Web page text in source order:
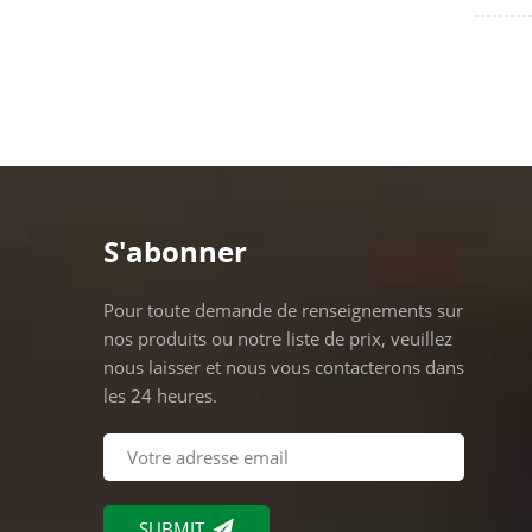
nickel,
dans
etc.
S'abonner
Pour toute demande de renseignements sur
nos produits ou notre liste de prix, veuillez
nous laisser et nous vous contacterons dans
les 24 heures.